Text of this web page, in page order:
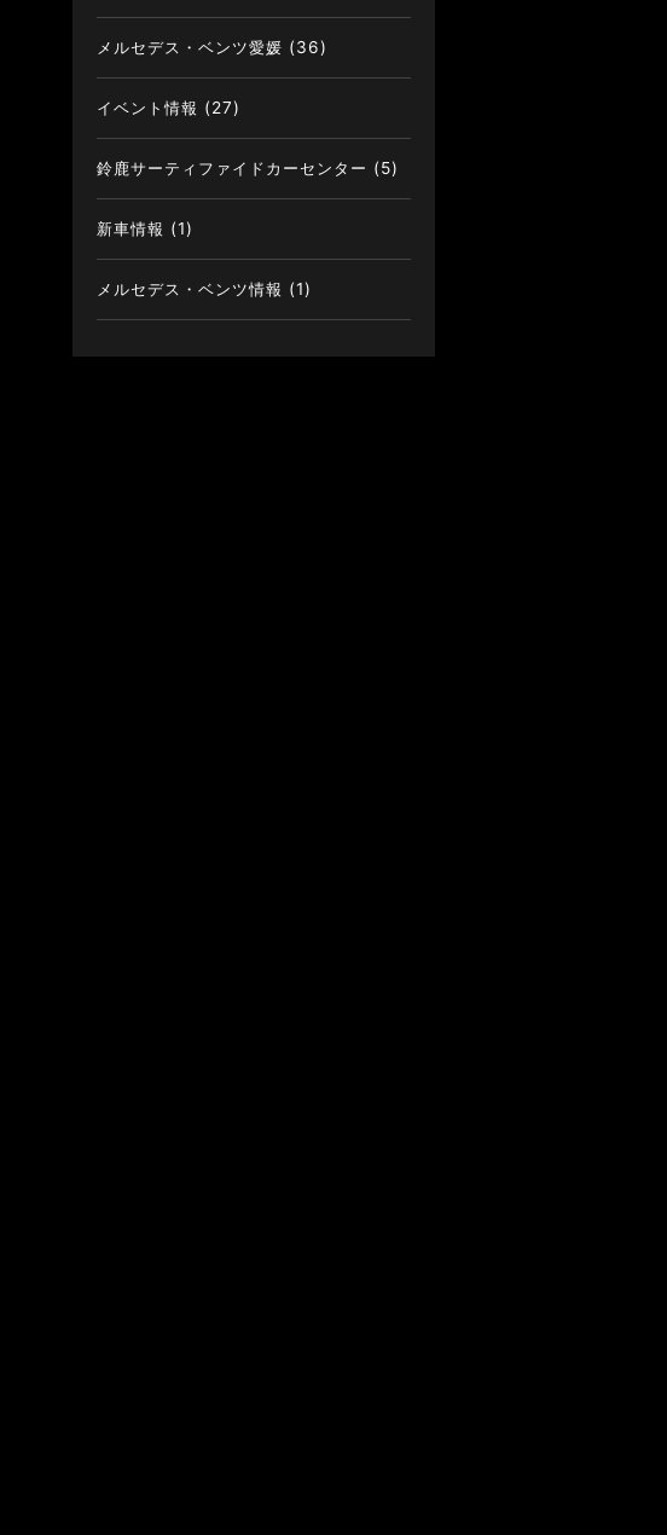
メルセデス・ベンツ愛媛 (36)
イベント情報 (27)
鈴鹿サーティファイドカーセンター (5)
新車情報 (1)
メルセデス・ベンツ情報 (1)